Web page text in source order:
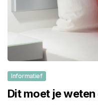
Informatief
Dit moet je